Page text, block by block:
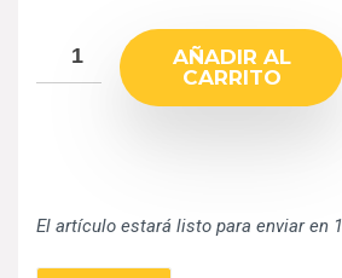
AÑADIR AL
CARRITO
El artículo estará listo para enviar en